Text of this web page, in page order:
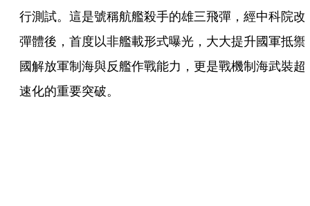
行測試。這是號稱航艦殺手的雄三飛彈，經中科院改
彈體後，首度以非艦載形式曝光，大大提升國軍抵禦
國解放軍制海與反艦作戰能力，更是戰機制海武裝超
速化的重要突破。